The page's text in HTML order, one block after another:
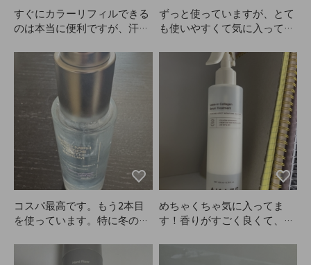
すぐにカラーリフィルできる
のは本当に便利ですが、汗を
まって、白い服は全然着られ
ずっと使っていますが、とて
も使いやすくて気に入ってい
調整できるので、自分の好み
に合わせて染められるのがい
いですね。タイマーをセット
してしっかり見ておくのが大
事です。パッチテストを推奨
されていますが、私はそのま
ま使って特に問題ありません
でした。敏感肌の方はテスト
した方が安心かもしれませ
ん。夏なので少し明るめでも
悪くない感じですし、ヘアカ
ラーや自分のスタイルに合わ
ます。もともと眉が濃い方な
コスパ最高です。もう2本目
を使っています。特に冬の乾
めちゃくちゃ気に入ってま
す！香りがすごく良くて、つ